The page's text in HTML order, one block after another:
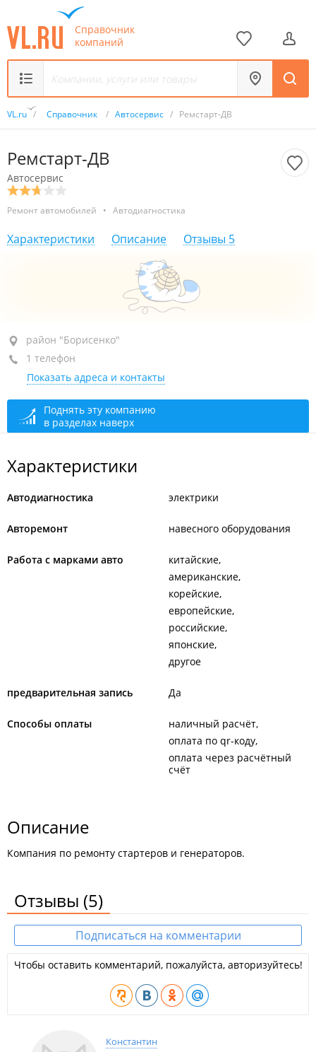
Справочник
компаний
VL.ru / Справочник / Автосервис / Ремстарт-ДВ
Ремстарт-ДВ
Автосервис
Ремонт автомобилей • Автодиагностика
Характеристики Описание Отзывы 5
район "Борисенко", ул. Борисенко, 35/8
+7 950 287-50-50
сегодня закрыто
район "Борисенко"
1 телефон
Показать адреса и контакты
Поднять эту компанию
в разделах наверх
Характеристики
Автодиагностика электрики
Авторемонт навесного оборудования
Работа с марками авто
китайские
американские
корейские
европейские
российские
японские
другое
предварительная запись Да
Способы оплаты
наличный расчёт
оплата по qr-коду
оплата через расчётный
счёт
Описание
Компания по ремонту стартеров и генераторов.
Отзывы (5)
Подписаться на комментарии
Чтобы оставить комментарий, пожалуйста, авторизуйтесь!
Константин